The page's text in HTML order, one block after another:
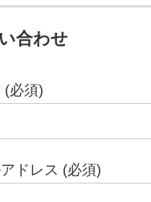
合わせ
(必須)
ドレス (必須)